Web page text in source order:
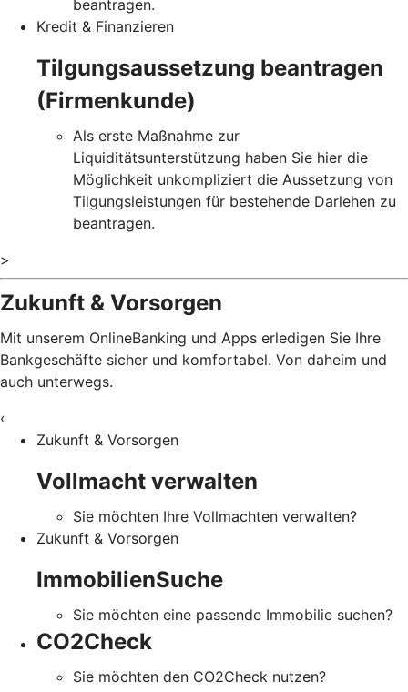
beantragen.
Kredit & Finanzieren
Tilgungsaussetzung beantragen
(Firmenkunde)
Als erste Maßnahme zur
Liquiditätsunterstützung haben Sie hier die
Möglichkeit unkompliziert die Aussetzung von
Tilgungsleistungen für bestehende Darlehen zu
beantragen.
>
Zukunft & Vorsorgen
Mit unserem OnlineBanking und Apps erledigen Sie Ihre
Bankgeschäfte sicher und komfortabel. Von daheim und
auch unterwegs.
‹
Zukunft & Vorsorgen
Vollmacht verwalten
Sie möchten Ihre Vollmachten verwalten?
Zukunft & Vorsorgen
ImmobilienSuche
Sie möchten eine passende Immobilie suchen?
CO2Check
Sie möchten den CO2Check nutzen?